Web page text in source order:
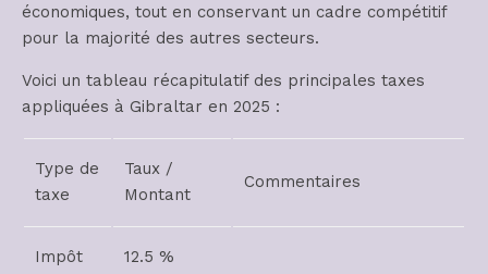
économiques, tout en conservant un cadre compétitif
pour la majorité des autres secteurs.
Voici un tableau récapitulatif des principales taxes
appliquées à Gibraltar en 2025 :
Type de
taxe
Taux /
Montant
Commentaires
Impôt
12.5 %